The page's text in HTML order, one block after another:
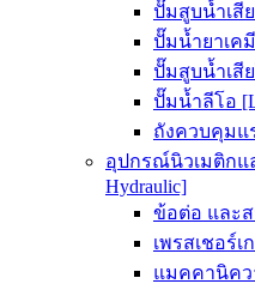
ปั๊มสูบน้ำเสีย
ปั๊มน้ำยาเคมี
ปั๊มสูบน้ำเสีย
ปั๊มน้ำลีโอ
ถังควบคุมแร
อุปกรณ์นิวเมติกแล
Hydraulic]
ข้อต่อ และส
เพรสเชอร์เ
แมคคานิคว